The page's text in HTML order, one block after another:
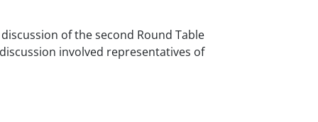
of the second Round Table
involved representatives of